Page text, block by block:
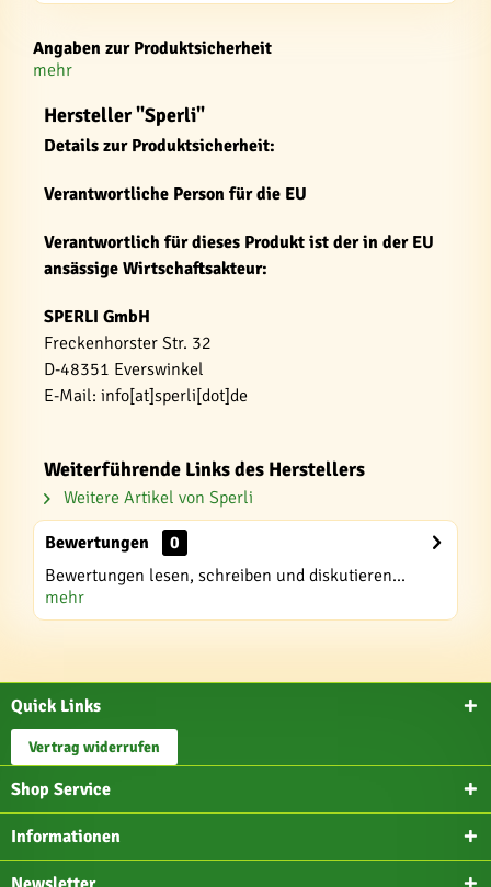
Angaben zur Produktsicherheit
mehr
Hersteller "Sperli"
Details zur Produktsicherheit:
Verantwortliche Person für die EU
Verantwortlich für dieses Produkt ist der in der EU
ansässige Wirtschaftsakteur:
SPERLI GmbH
Freckenhorster Str. 32
D-48351 Everswinkel
E-Mail: info[at]sperli[dot]de
Weiterführende Links des Herstellers
Weitere Artikel von Sperli
Bewertungen
0
Bewertungen lesen, schreiben und diskutieren...
mehr
Quick Links
Vertrag widerrufen
Shop Service
Informationen